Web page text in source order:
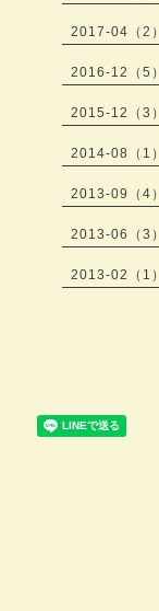
2017-04（2）
2016-12（5）
2015-12（3）
2014-08（1）
2013-09（4）
2013-06（3）
2013-02（1）